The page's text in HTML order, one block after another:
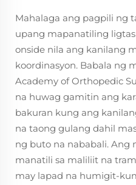
Mahalaga ang pagpili ng
upang mapanatiling
onside nila ang kanilang
koordinasyon. Babala ng
Academy of Orthopedic
na huwag gamitin ang
bakuran kung ang
na taong gulang dahil
ng buto na nababali. Ang
manatili sa maliliit na
may lapad na humigit-